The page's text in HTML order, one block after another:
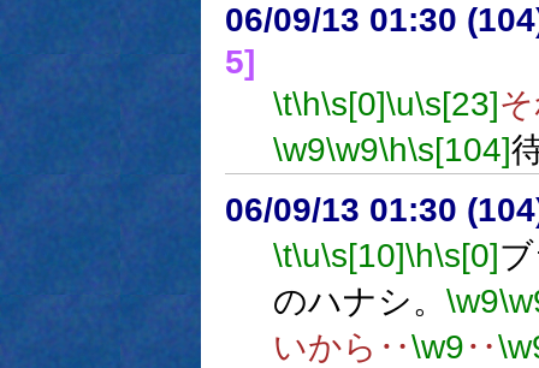
06/09/13 01:30
5]
\t\h\s[0]\u\s[23]
\w9\w9\h\s[104]
06/09/13 01:30
\t\u\s[10]\h\s[0]
のハナシ。 \w9
いから‥\w9‥